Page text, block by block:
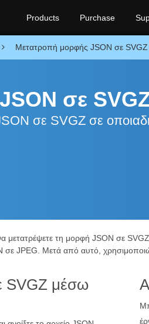
Products Purchase
Μετατροπή μορφής JSON σε
σε
σε SVGZ σε
μετατρέψετε τη μορφή JSON σε
σε JPEG. Μετά από αυτό,
SVGZ μέσω